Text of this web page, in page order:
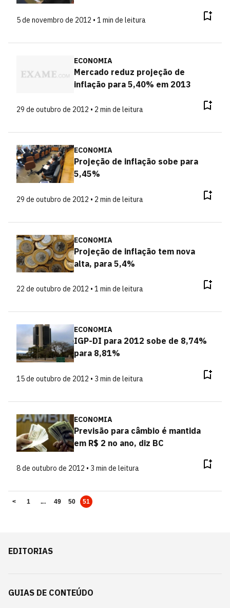
5 de novembro de 2012 • 1 min de leitura
ECONOMIA
Mercado reduz projeção de
inflação para 5,40% em 2013
29 de outubro de 2012 • 2 min de leitura
ECONOMIA
Projeção de inflação sobe para
5,45%
29 de outubro de 2012 • 2 min de leitura
ECONOMIA
Projeção de inflação tem nova
alta, para 5,4%
22 de outubro de 2012 • 1 min de leitura
ECONOMIA
IGP-DI para 2012 sobe de 8,74%
para 8,81%
15 de outubro de 2012 • 3 min de leitura
ECONOMIA
Previsão para câmbio é mantida
em R$ 2 no ano, diz BC
8 de outubro de 2012 • 3 min de leitura
< 1 ... 49 50 51
EDITORIAS
GUIAS DE CONTEÚDO